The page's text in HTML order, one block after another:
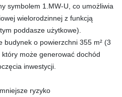
symbolem 1.MW-U, co umożliwia
wielorodzinnej z funkcją
poddasze użytkowe).
budynek o powierzchni 355 m² (3
może generować dochód
inwestycji.
ryzyko